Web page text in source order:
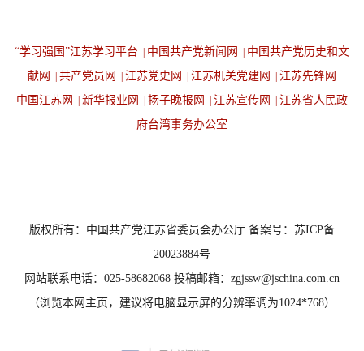
“学习强国”江苏学习平台 中国共产党新闻网
中国共产党历史和文
献网
共产党员网 江苏党史网 江苏机关党建网
江苏先锋网
中国江苏网
新华报业网 扬子晚报网 江苏宣传网
江苏省人民政
府台湾事务办公室
版权所有：中国共产党江苏省委员会办公厅 备案号：苏ICP备
20023884号
网站联系电话：025-58682068 投稿邮箱：zgjssw@jschina.com.cn
（浏览本网主页，建议将电脑显示屏的分辨率调为1024*768）